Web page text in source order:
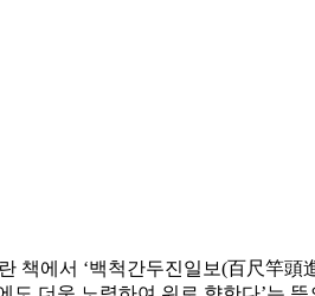
에서 ‘백척간두진일보(百尺竿